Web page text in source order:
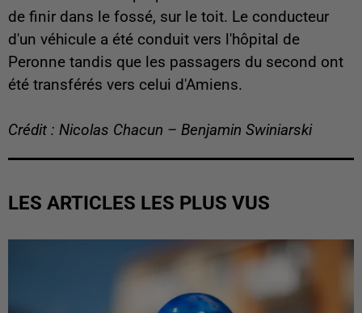
de finir dans le fossé, sur le toit. Le conducteur
d'un véhicule a été conduit vers l'hôpital de
Peronne tandis que les passagers du second ont
été transférés vers celui d'Amiens.
Crédit : Nicolas Chacun – Benjamin Swiniarski
LES ARTICLES LES PLUS VUS